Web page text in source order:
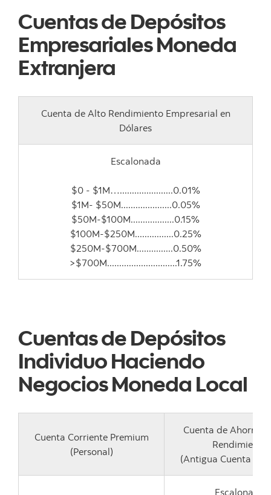
Cuentas de Depósitos
Empresariales Moneda
Extranjera
Cuenta de Alto Rendimiento Empresarial en
Dólares
Escalonada
$0 - $1M…......................0.01%
$1M- $50M.....................0.05%
$50M-$100M..................0.15%
$100M-$250M................0.25%
$250M-$700M...............0.50%
>$700M.............................1.75%
Cuentas de Depósitos
Individuo Haciendo
Negocios Moneda Local
Cuenta Corriente Premium
(Personal)
Cuenta de Ahorro
Rendimiento
(Antigua Cuenta de
Escalonada